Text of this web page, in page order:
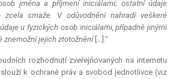
jména a příjmení iniciálami; ostatní údaje
smaže. V odůvodnění nahradí veškeré
u fyzických osob iniciálami, případně jinými
znemožní jejich ztotožnění[…].“
rozhodnutí zveřejňovaných na internetu
k ochraně práv a svobod jednotlivce (viz